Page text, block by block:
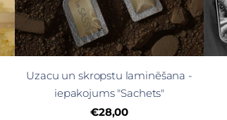
Uzacu un skropstu laminēšana -
iepakojums "Sachets"
€28,00